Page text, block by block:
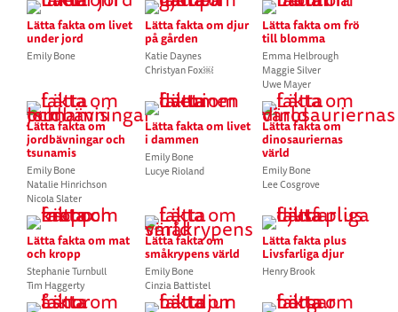
Lätta fakta om livet
under jord
Emily Bone
Lätta fakta om djur
på gården
Katie Daynes
Christyan Fox￼
Lätta fakta om frö
till blomma
Emma Helbrough
Maggie Silver
Uwe Mayer
Lätta fakta om
jordbävningar och
tsunamis
Emily Bone
Natalie Hinrichson
Nicola Slater
Lätta fakta om livet
i dammen
Emily Bone
Lucye Rioland
Lätta fakta om
dinosauriernas
värld
Emily Bone
Lee Cosgrove
Lätta fakta om mat
och kropp
Stephanie Turnbull
Tim Haggerty
Lätta fakta om
småkrypens värld
Emily Bone
Cinzia Battistel
Lätta fakta plus
Livsfarliga djur
Henry Brook